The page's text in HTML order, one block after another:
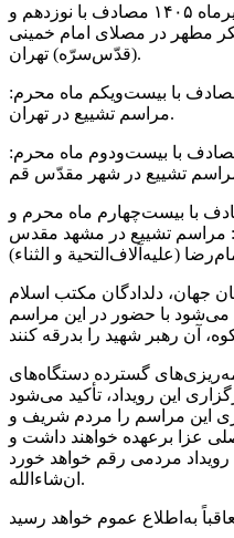
روزهای شنبه ۱۳ و یکشنبه ۱۴ تیرماه ۱۴۰۵ مصادف با نوزدهم و
مطهر در مصلای امام خمینی
(قدّس‌سرّه) تهران.
دوشنبه ۱۵ تیرماه ۱۴۰۵ مصادف با بیست‌ویکم ماه محرم:
مراسم تشییع در تهران.
سه‌شنبه ۱۶ تیرماه ۱۴۰۵ مصادف با بیست‌ودوم ماه محرم:
۱۸ تیرماه ۱۴۰۵ مصادف با بیست‌چهارم ماه محرم و
مراسم تشییع در مشهد مقدس
(علیه‌آلاف‌التحیة و الثناء)
جهان، دلدادگان مکتب اسلام
می‌شود با حضور در این مراسم
گسترده‌ دستگاه‌های
این رویداد، تأکید می‌شود
این مراسم را مردم شریف و
عزا برعهده خواهند داشت و
مردمی رقم خواهد خورد
ان‌شاءالله.